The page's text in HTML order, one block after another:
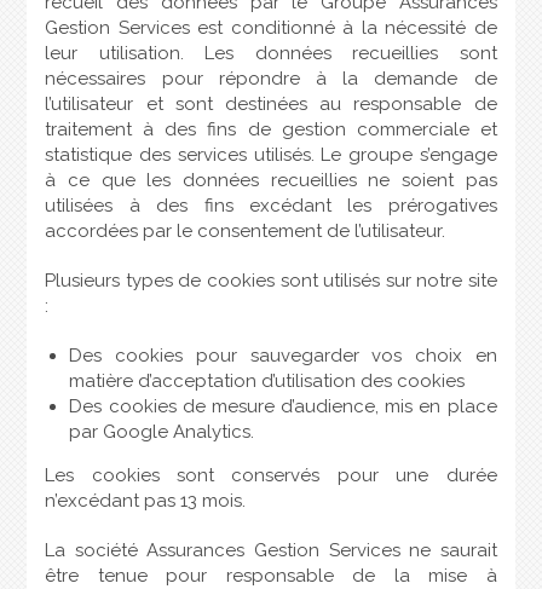
Gestion Services est conditionné à la nécessité de
leur utilisation. Les données recueillies sont
nécessaires pour répondre à la demande de
l’utilisateur et sont destinées au responsable de
traitement à des fins de gestion commerciale et
statistique des services utilisés. Le groupe s’engage
à ce que les données recueillies ne soient pas
utilisées à des fins excédant les prérogatives
accordées par le consentement de l’utilisateur.
Plusieurs types de cookies sont utilisés sur notre site
:
Des cookies pour sauvegarder vos choix en
matière d’acceptation d’utilisation des cookies
Des cookies de mesure d’audience, mis en place
par Google Analytics.
Les cookies sont conservés pour une durée
n’excédant pas 13 mois.
La société Assurances Gestion Services ne saurait
être tenue pour responsable de la mise à